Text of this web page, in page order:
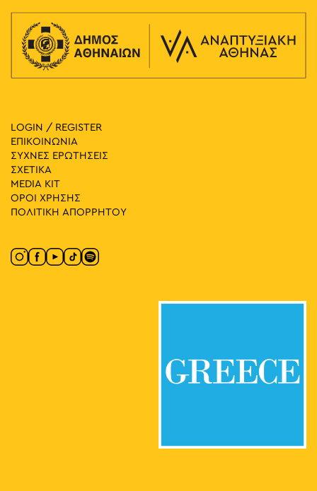
LOGIN / REGISTER
ΕΠΙΚΟΙΝΩΝΙΑ
ΣΥΧΝΕΣ ΕΡΩΤΗΣΕΙΣ
ΣΧΕΤΙΚΑ
MEDIA ΚIT
ΟΡΟΙ ΧΡΗΣΗΣ
ΠΟΛΙΤΙΚΗ ΑΠΟΡΡΗΤΟΥ